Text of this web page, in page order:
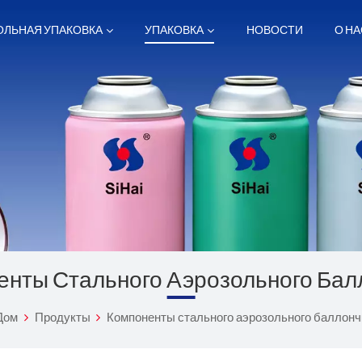
УПАКОВКА УПАКОВКА НОВОСТИ О
Стального Аэрозольного
Продукты Компоненты стального аэрозольного